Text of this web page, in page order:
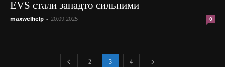
EVS стали занадто сильними
maxwelhelp - 20.09.2025 0
2 3 4